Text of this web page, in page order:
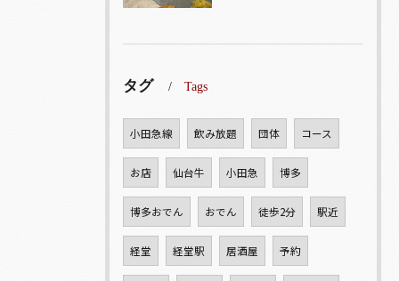
タグ Tags
小田急線 飲み放題 団体 コース
お店 仙台牛 小田急 博多
博多おでん おでん 徒歩2分 駅近
経堂 経堂駅 居酒屋 予約